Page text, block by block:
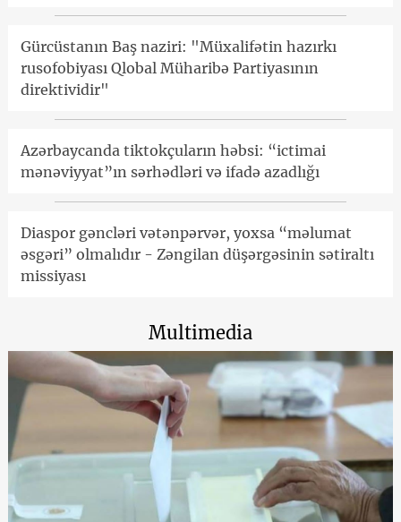
Gürcüstanın Baş naziri: "Müxalifətin hazırkı
rusofobiyası Qlobal Müharibə Partiyasının
direktividir"
Azərbaycanda tiktokçuların həbsi: “ictimai
mənəviyyat”ın sərhədləri və ifadə azadlığı
Diaspor gəncləri vətənpərvər, yoxsa “məlumat
əsgəri” olmalıdır - Zəngilan düşərgəsinin sətiraltı
missiyası
Multimedia